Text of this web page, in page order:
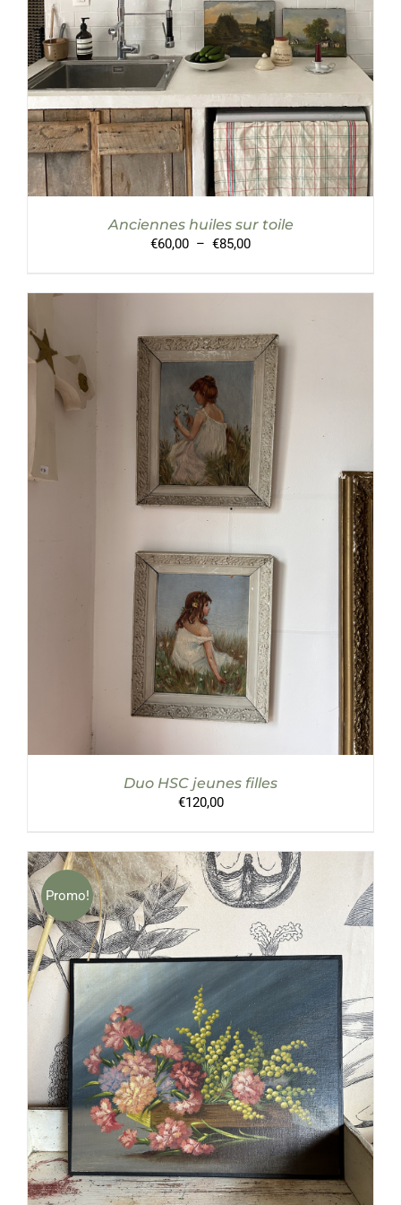
A
PLUSIEURS
VARIATIONS.
LES
PEUVENT
ÊTRE
CHOISIES
SUR
LA
PAGE
DU
Anciennes huiles sur toile
€60,00 – €85,00Plage
€60,00
Duo HSC jeunes filles
€120,00
Promo!
AJOUTER AU PANIER / DÉTAILS